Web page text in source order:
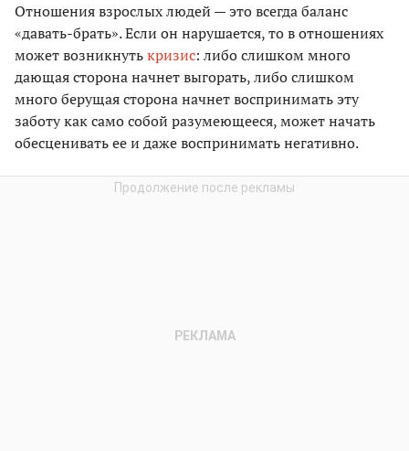
Отношения взрослых людей — это всегда баланс
«давать-брать». Если он нарушается, то в отношениях
может возникнутькризис: либо слишком много
дающая сторона начнет выгорать, либо слишком
много берущая сторона начнет воспринимать эту
заботу как само собой разумеющееся, может начать
обесценивать ее и даже воспринимать негативно.